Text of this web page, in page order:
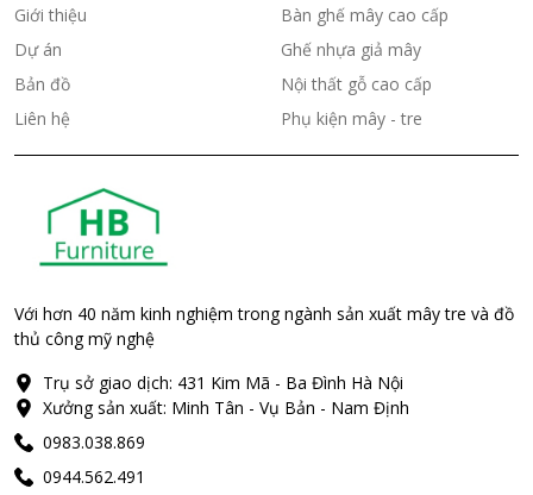
Giới thiệu
Dự án
Bản đồ
Liên hệ
Bàn ghế mây cao cấp
Ghế nhựa giả mây
Nội thất gỗ cao cấp
Phụ kiện mây - tre
Với hơn 40 năm kinh nghiệm trong ngành sản xuất mây tre và đồ
thủ công mỹ nghệ
Trụ sở giao dịch: 431 Kim Mã - Ba Đình Hà Nội
Xưởng sản xuất: Minh Tân - Vụ Bản - Nam Định
0983.038.869
0944.562.491